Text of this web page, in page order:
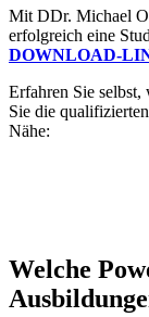
Mit DDr. Michael
erfolgreich eine
DOWNLOAD-
Erfahren Sie selbst,
Sie die
Nähe:
Welche